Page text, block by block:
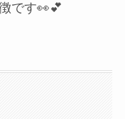
です👀💕